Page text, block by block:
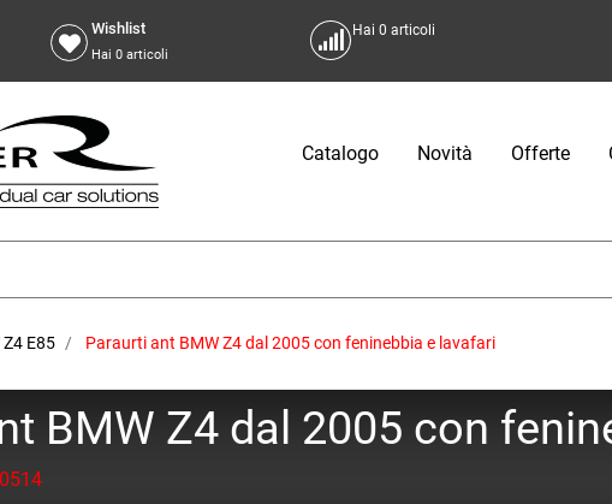
Wishlist
Hai 0 articoli
Hai0 articoli
Catalogo Novità Offerte
Z4 E85 Paraurti ant BMW Z4 dal 2005 con feninebbia e lavafari
BMW Z4 dal 2005 con